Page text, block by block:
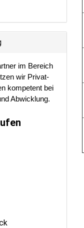
im Bereich
wir Privat-
kompetent bei
Abwicklung.